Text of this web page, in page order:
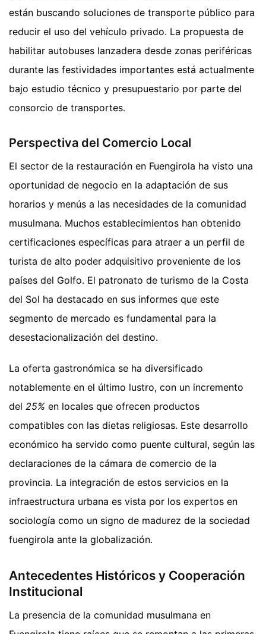
están buscando soluciones de transporte público para
reducir el uso del vehículo privado. La propuesta de
habilitar autobuses lanzadera desde zonas periféricas
durante las festividades importantes está actualmente
bajo estudio técnico y presupuestario por parte del
consorcio de transportes.
Perspectiva del Comercio Local
El sector de la restauración en Fuengirola ha visto una
oportunidad de negocio en la adaptación de sus
horarios y menús a las necesidades de la comunidad
musulmana. Muchos establecimientos han obtenido
certificaciones específicas para atraer a un perfil de
turista de alto poder adquisitivo proveniente de los
países del Golfo. El patronato de turismo de la Costa
del Sol ha destacado en sus informes que este
segmento de mercado es fundamental para la
desestacionalización del destino.
La oferta gastronómica se ha diversificado
notablemente en el último lustro, con un incremento
del 25% en locales que ofrecen productos
compatibles con las dietas religiosas. Este desarrollo
económico ha servido como puente cultural, según las
declaraciones de la cámara de comercio de la
provincia. La integración de estos servicios en la
infraestructura urbana es vista por los expertos en
sociología como un signo de madurez de la sociedad
fuengirola ante la globalización.
Antecedentes Históricos y Cooperación
Institucional
La presencia de la comunidad musulmana en